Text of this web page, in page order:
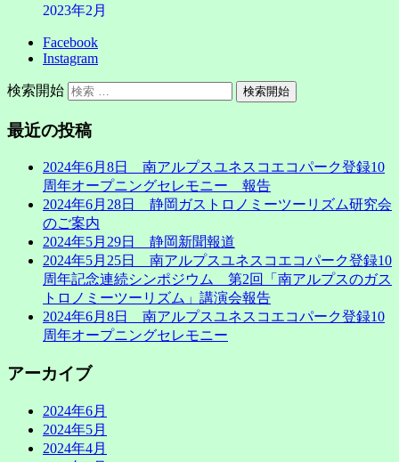
2023年2月
Facebook
Instagram
検索開始
最近の投稿
2024年6月8日 南アルプスユネスコエコパーク登録10
周年オープニングセレモニー 報告
2024年6月28日 静岡ガストロノミーツーリズム研究会
のご案内
2024年5月29日 静岡新聞報道
2024年5月25日 南アルプスユネスコエコパーク登録10
周年記念連続シンポジウム 第2回「南アルプスのガス
トロノミーツーリズム」講演会報告
2024年6月8日 南アルプスユネスコエコパーク登録10
周年オープニングセレモニー
アーカイブ
2024年6月
2024年5月
2024年4月